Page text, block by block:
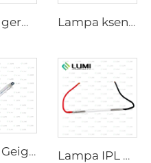
Lampa germicydalna o silnym impulsie L5590 – 9×250×300 mm Lampa ksenonowa laserowa L2021-7×65×130 mm
Licznik Geigera-Müllera M4011 Lampa IPL P2021-7×65×130 mm